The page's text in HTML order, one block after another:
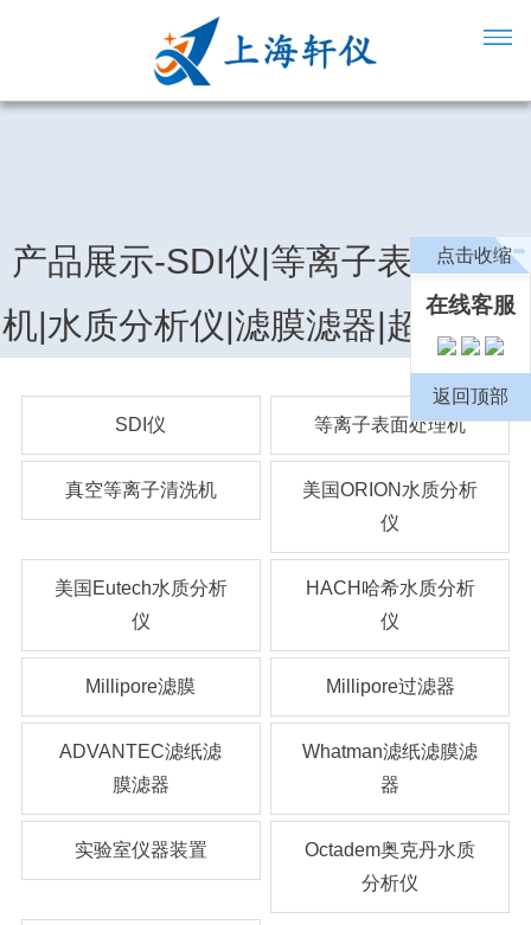
产品展示-SDI仪|等离子表面处理
机|水质分析仪|滤膜滤器|超纯水机
SDI仪 等离子表面处理机
真空等离子清洗机
美国ORION水质分析
仪
美国Eutech水质分析
仪
HACH哈希水质分析
仪
Millipore滤膜 Millipore过滤器
ADVANTEC滤纸滤
膜滤器
Whatman滤纸滤膜滤
器
实验室仪器装置
Octadem奥克丹水质
分析仪
点击收缩
在线客服
返回顶部